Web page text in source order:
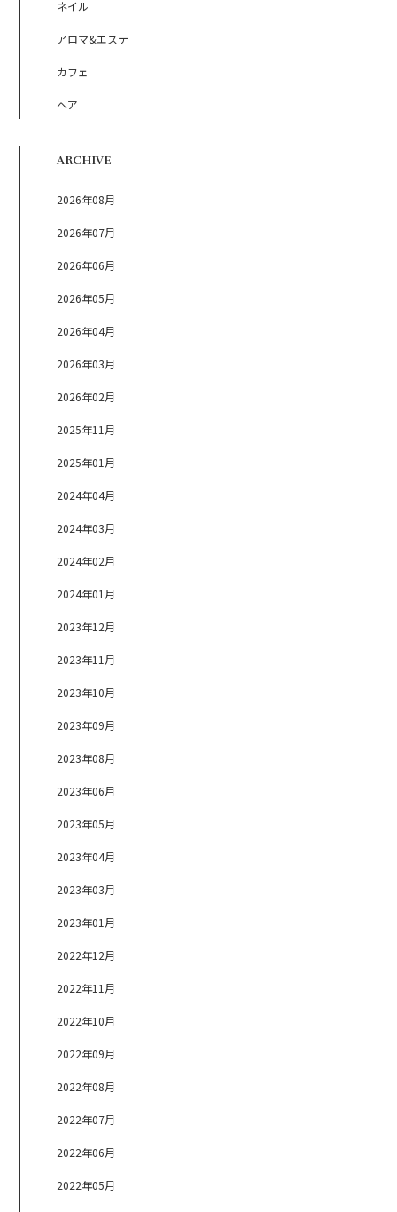
ネイル
アロマ&エステ
カフェ
ヘア
ARCHIVE
2026年08月
2026年07月
2026年06月
2026年05月
2026年04月
2026年03月
2026年02月
2025年11月
2025年01月
2024年04月
2024年03月
2024年02月
2024年01月
2023年12月
2023年11月
2023年10月
2023年09月
2023年08月
2023年06月
2023年05月
2023年04月
2023年03月
2023年01月
2022年12月
2022年11月
2022年10月
2022年09月
2022年08月
2022年07月
2022年06月
2022年05月